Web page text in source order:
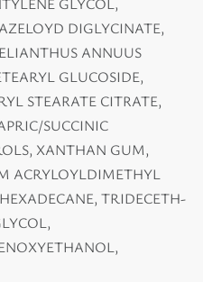
DIGLYCINATE,
ANNUUS
GLUCOSIDE,
STEARATE CITRATE,
SUCCINIC
XANTHAN GUM,
ACRYLOYLDIMETHYL
TRIDECETH-